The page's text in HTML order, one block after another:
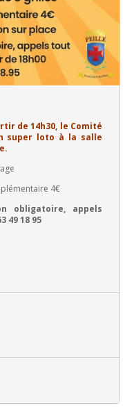
de 14h30, le Comité
super loto à la salle
4€
obligatoire, appels
49 18 95